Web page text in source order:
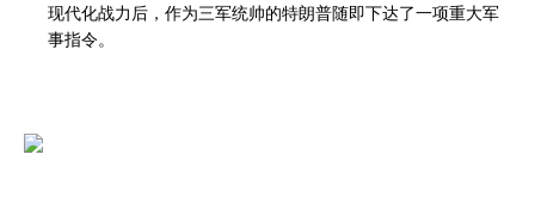
现代化战力后，作为三军统帅的特朗普随即下达了一项重大军
事指令。